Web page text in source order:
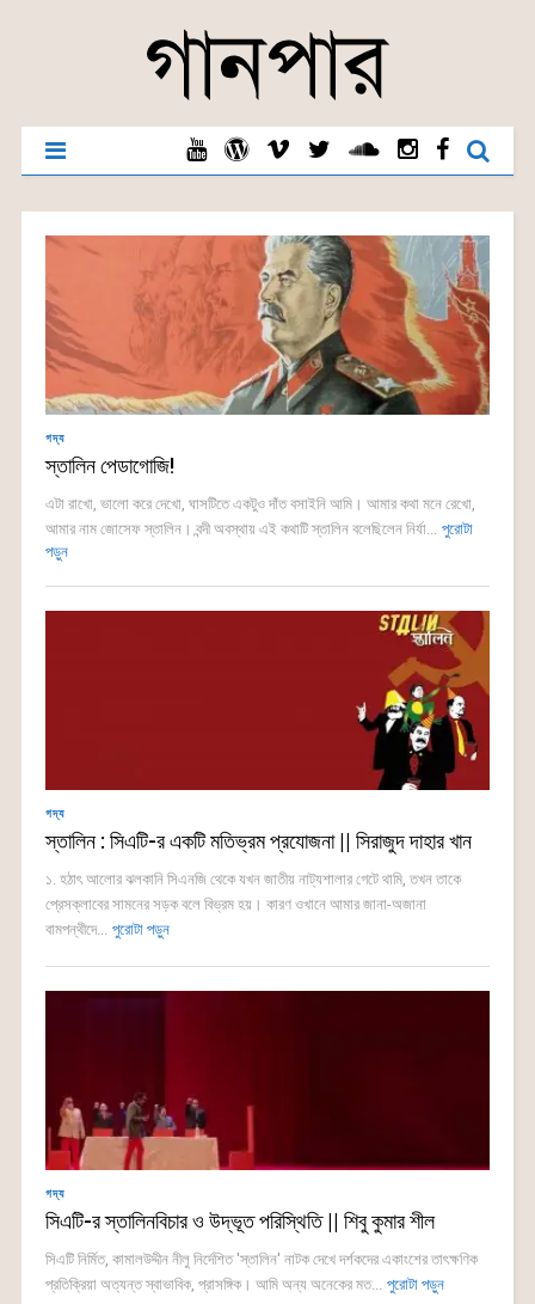
গদ্য
স্তালিন পেডাগোজি!
এটা রাখো, ভালো করে দেখো, ঘাসটিতে একটুও দাঁত বসাইনি আমি। আমার কথা মনে রেখো,
আমার নাম জোসেফ স্তালিন। বন্দী অবস্থায় এই কথাটি স্তালিন বলেছিলেন নির্যা... পুরোটা
পড়ুন
গদ্য
স্তালিন : সিএটি-র একটি মতিভ্রম প্রযোজনা || সিরাজুদ দাহার খান
১. হঠাৎ আলোর ঝলকানি সিএনজি থেকে যখন জাতীয় নাট্যশালার গেটে থামি, তখন তাকে
প্রেসক্লাবের সামনের সড়ক বলে বিভ্রম হয়। কারণ ওখানে আমার জানা-অজানা
বামপন্থীদে... পুরোটা পড়ুন
গদ্য
সিএটি-র স্তালিনবিচার ও উদ্ভূত পরিস্থিতি || শিবু কুমার শীল
সিএটি নির্মিত, কামালউদ্দীন নীলু নির্দেশিত 'স্তালিন' নাটক দেখে দর্শকদের একাংশের তাৎক্ষণিক
প্রতিক্রিয়া অত্যন্ত স্বাভাবিক, প্রাসঙ্গিক। আমি অন্য অনেকের মত... পুরোটা পড়ুন